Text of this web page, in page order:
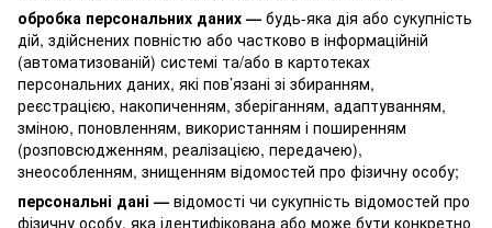
обробка персональних даних — будь-яка дія або сукупність
дій, здійснених повністю або частково в інформаційній
(автоматизованій) системі та/або в картотеках
персональних даних, які пов’язані зі збиранням,
реєстрацією, накопиченням, зберіганням, адаптуванням,
зміною, поновленням, використанням і поширенням
(розповсюдженням, реалізацією, передачею),
знеособленням, знищенням відомостей про фізичну особу;
персональні дані — відомості чи сукупність відомостей про
фізичну особу, яка ідентифікована або може бути конкретно